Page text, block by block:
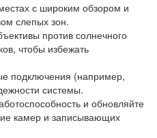
с широким обзором и
слепых зон.
против солнечного
чтобы избежать
подключения (например,
системы.
и обновляйте
камер и записывающих